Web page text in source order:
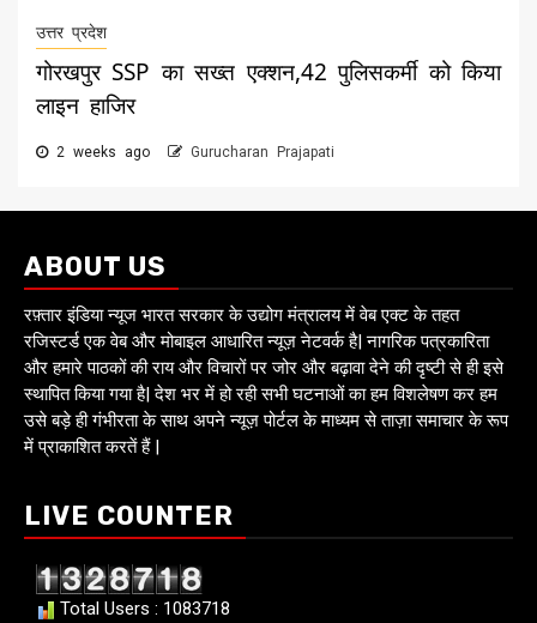
उत्तर प्रदेश
गोरखपुर SSP का सख्त एक्शन,42 पुलिसकर्मी को किया
लाइन हाजिर
2 weeks ago Gurucharan Prajapati
ABOUT US
रफ़्तार इंडिया न्यूज भारत सरकार के उद्योग मंत्रालय में वेब एक्ट के तहत
रजिस्टर्ड एक वेब और मोबाइल आधारित न्यूज़ नेटवर्क है| नागरिक पत्रकारिता
और हमारे पाठकों की राय और विचारों पर जोर और बढ़ावा देने की दृष्टी से ही इसे
स्थापित किया गया है| देश भर में हो रही सभी घटनाओं का हम विशलेषण कर हम
उसे बड़े ही गंभीरता के साथ अपने न्यूज़ पोर्टल के माध्यम से ताज़ा समाचार के रूप
में प्राकाशित करतें हैं |
LIVE COUNTER
Total Users : 1083718